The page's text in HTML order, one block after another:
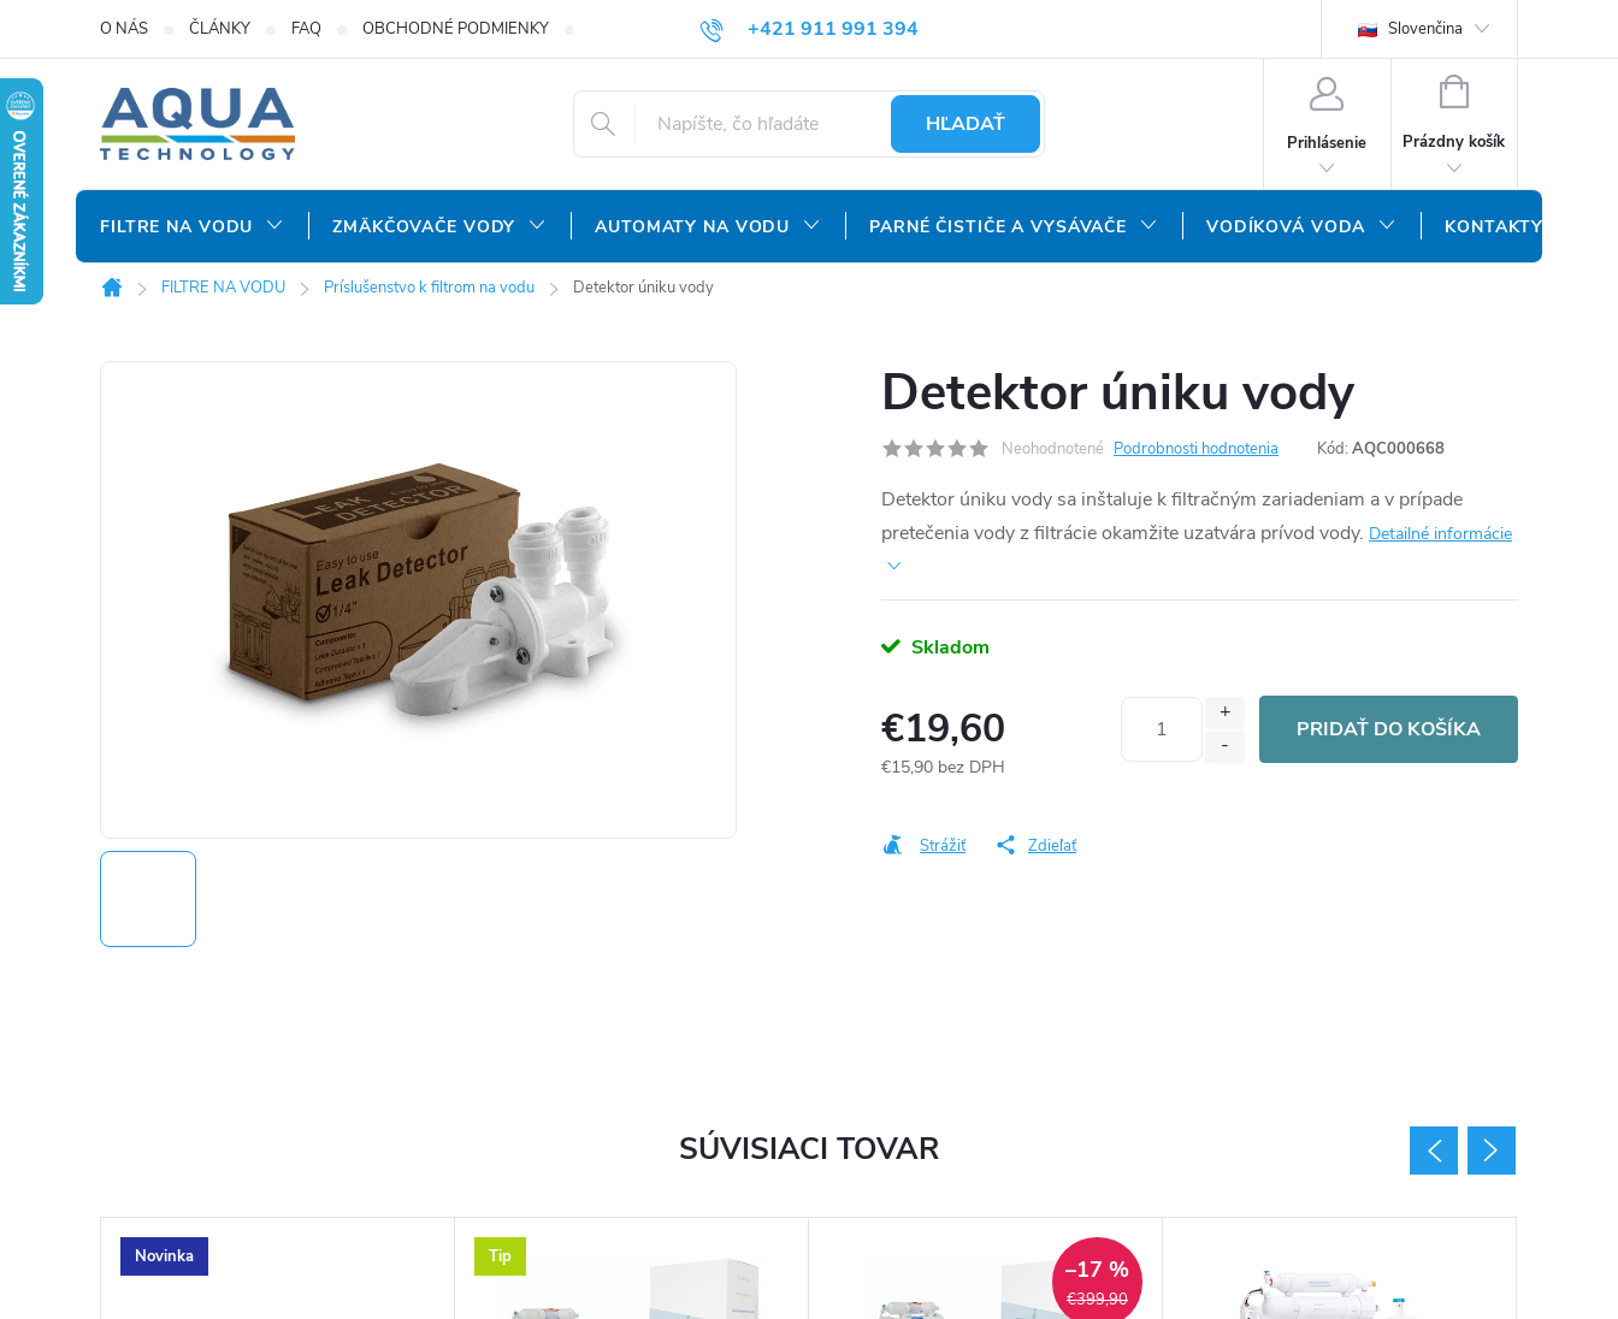
obsah
+421 911 991 394
info@aquatechnology.sk
O NÁS ČLÁNKY FAQ OBCHODNÉ PODMIENKY REKLAMAČNÝ PORIADOK OCHRANA OSOBNÝCH ÚDAJOV DOPRAVA A PLATBA
Slovenčina
HĽADAŤ
Prihlásenie
NÁKUPNÝ
Prázdny košík
FILTRE NA VODU ZMÄKČOVAČE VODY AUTOMATY NA VODU PARNÉ ČISTIČE A VYSÁVAČE VODÍKOVÁ VODA KONTAKTY
Domov
FILTRE NA VODU Príslušenstvo k filtrom na vodu Detektor úniku vody
Detektor úniku vody
Neohodnotené Podrobnosti hodnotenia Kód: AQC000668
Detektor úniku vody sa inštaluje k filtračným zariadeniam a v prípade
pretečenia vody z filtrácie okamžite uzatvára prívod vody. Detailné informácie
Skladom
€19,60
€15,90 bez DPH
PRIDAŤ DO KOŠÍKA
Strážiť Zdieľať
SÚVISIACI TOVAR
Novinka Tip
€399,90
–17 %